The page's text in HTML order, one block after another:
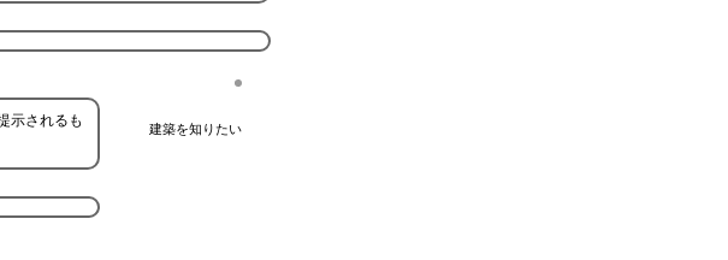
建築を知りたい
示されるも